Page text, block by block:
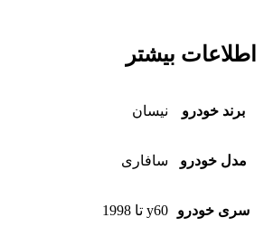
اطلاعات بیشتر
برند خودرو نیسان
مدل خودرو سافاری
سری خودرو y60 تا 1998